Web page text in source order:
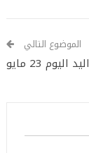
الموضوع التالي
23 مايو